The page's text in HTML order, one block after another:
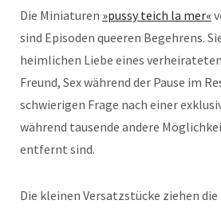
Die Miniaturen »pussy teich la mer«
sind Episoden queeren Begehrens.
heimlichen Liebe eines
Freund, Sex während der Pause im
schwierigen Frage nach einer
während tausende andere
entfernt sind.
Die kleinen Versatzstücke ziehen